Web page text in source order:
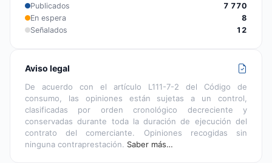
Publicados
7 770
En espera
8
Señalados
12
Aviso legal
De acuerdo con el artículo L111-7-2 del Código de
consumo, las opiniones están sujetas a un control,
clasificadas por orden cronológico decreciente y
conservadas durante toda la duración de ejecución del
contrato del comerciante. Opiniones recogidas sin
ninguna contraprestación. Saber más…